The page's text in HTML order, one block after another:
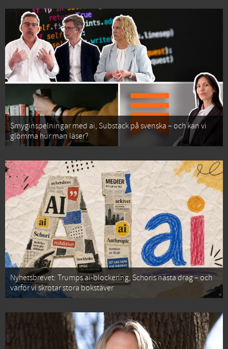
Smyginspelningar med ai, Substack på svenska – och kan vi
glömma hur man läser?
Nyhetsbrevet: Trumps ai-blockering, Schoris nästa drag – och
varför vi skrotar stora bokstäver